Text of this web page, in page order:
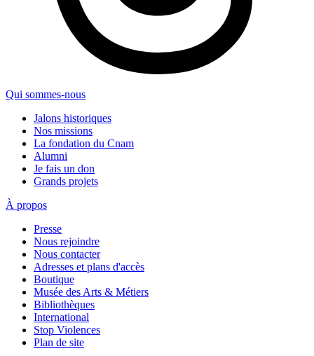
Qui sommes-nous
Jalons historiques
Nos missions
La fondation du Cnam
Alumni
Je fais un don
Grands projets
À propos
Presse
Nous rejoindre
Nous contacter
Adresses et plans d'accès
Boutique
Musée des Arts & Métiers
Bibliothèques
International
Stop Violences
Plan de site